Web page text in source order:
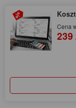
Cena
239